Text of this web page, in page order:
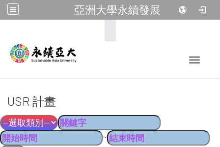
亞洲大學永續發展
Toggle
USR 計畫
~